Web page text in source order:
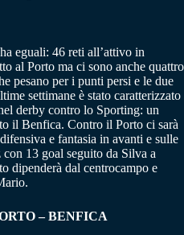
eguali: 46 reti all’attivo in
al Porto ma ci sono anche quattro
pesano per i punti persi e le due
settimane è stato caratterizzato
derby contro lo Sporting: un
il Benfica. Contro il Porto ci sarà
e fantasia in avanti e sulle
13 goal seguito da Silva a
dipenderà dal centrocampo e
– BENFICA